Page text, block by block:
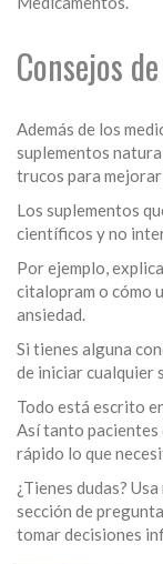
Consejos
Además de los
suplementos
trucos para
Los suplementos
científicos y no
Por ejemplo,
citalopram o cómo
ansiedad.
Si tienes alguna
de iniciar cualquier
Todo está escrito
Así tanto
rápido lo que
¿Tienes dudas?
sección de
tomar decisiones